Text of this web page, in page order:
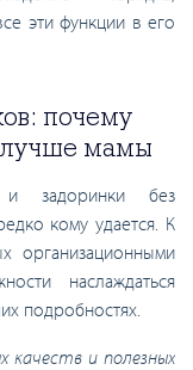
эти функции в его
почему
лучше мамы
задоринки без
кому удается. К
организационными
наслаждаться
подробностях.
качеств и полезных